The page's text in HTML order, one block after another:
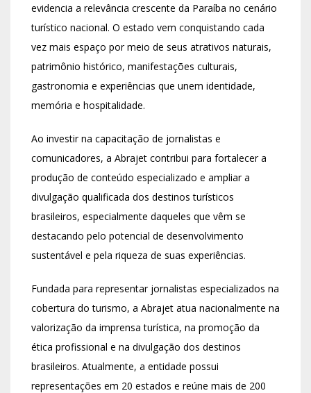
evidencia a relevância crescente da Paraíba no cenário
turístico nacional. O estado vem conquistando cada
vez mais espaço por meio de seus atrativos naturais,
patrimônio histórico, manifestações culturais,
gastronomia e experiências que unem identidade,
memória e hospitalidade.
Ao investir na capacitação de jornalistas e
comunicadores, a Abrajet contribui para fortalecer a
produção de conteúdo especializado e ampliar a
divulgação qualificada dos destinos turísticos
brasileiros, especialmente daqueles que vêm se
destacando pelo potencial de desenvolvimento
sustentável e pela riqueza de suas experiências.
Fundada para representar jornalistas especializados na
cobertura do turismo, a Abrajet atua nacionalmente na
valorização da imprensa turística, na promoção da
ética profissional e na divulgação dos destinos
brasileiros. Atualmente, a entidade possui
representações em 20 estados e reúne mais de 200